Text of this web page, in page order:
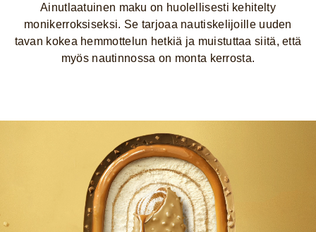
Ainutlaatuinen maku on huolellisesti kehitelty
monikerroksiseksi. Se tarjoaa nautiskelijoille uuden
tavan kokea hemmottelun hetkiä ja muistuttaa siitä, että
myös nautinnossa on monta kerrosta.